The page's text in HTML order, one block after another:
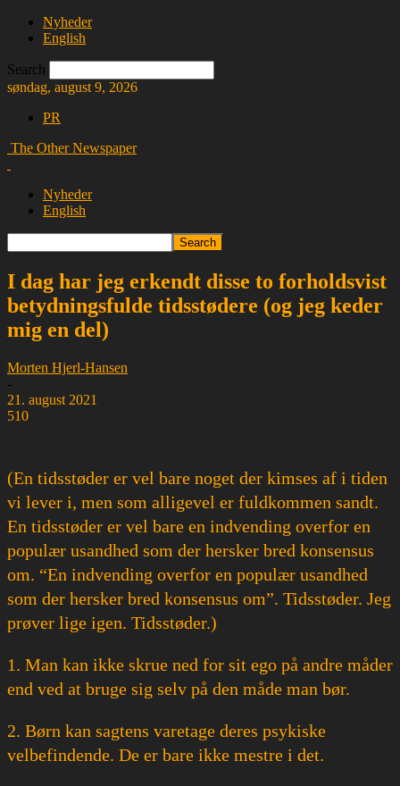
Nyheder
English
Search
søndag, august 9, 2026
PR
The Other Newspaper
Nyheder
English
I dag har jeg erkendt disse to forholdsvist
betydningsfulde tidsstødere (og jeg keder
mig en del)
Morten Hjerl-Hansen
-
21. august 2021
510
(En tidsstøder er vel bare noget der kimses af i tiden
vi lever i, men som alligevel er fuldkommen sandt.
En tidsstøder er vel bare en indvending overfor en
populær usandhed som der hersker bred konsensus
om. “En indvending overfor en populær usandhed
som der hersker bred konsensus om”. Tidsstøder. Jeg
prøver lige igen. Tidsstøder.)
1. Man kan ikke skrue ned for sit ego på andre måder
end ved at bruge sig selv på den måde man bør.
2. Børn kan sagtens varetage deres psykiske
velbefindende. De er bare ikke mestre i det.